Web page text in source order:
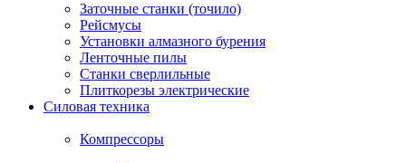
Заточные станки (точило)
Рейсмусы
Установки алмазного бурения
Ленточные пилы
Станки сверлильные
Плиткорезы электрические
Силовая техника
Компрессоры